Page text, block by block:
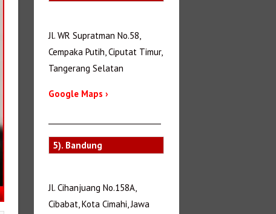
Jl. WR Supratman No.58,
Cempaka Putih, Ciputat Timur,
Tangerang Selatan
Google Maps ›
5). Bandung
Jl. Cihanjuang No.158A,
Cibabat, Kota Cimahi, Jawa